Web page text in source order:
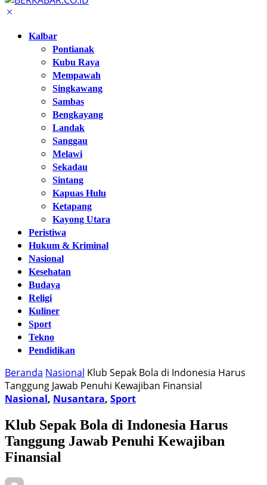
Kalbar
Pontianak
Kubu Raya
Mempawah
Singkawang
Sambas
Bengkayang
Landak
Sanggau
Melawi
Sekadau
Sintang
Kapuas Hulu
Ketapang
Kayong Utara
Peristiwa
Hukum & Kriminal
Nasional
Kesehatan
Budaya
Religi
Kuliner
Sport
Tekno
Pendidikan
Beranda Nasional Klub Sepak Bola di Indonesia Harus
Tanggung Jawab Penuhi Kewajiban Finansial
Nasional, Nusantara, Sport
Klub Sepak Bola di Indonesia Harus
Tanggung Jawab Penuhi Kewajiban
Finansial